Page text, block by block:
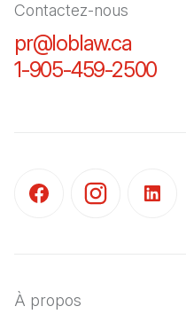
Contactez-nous
pr@loblaw.ca
1-905-459-2500
À propos